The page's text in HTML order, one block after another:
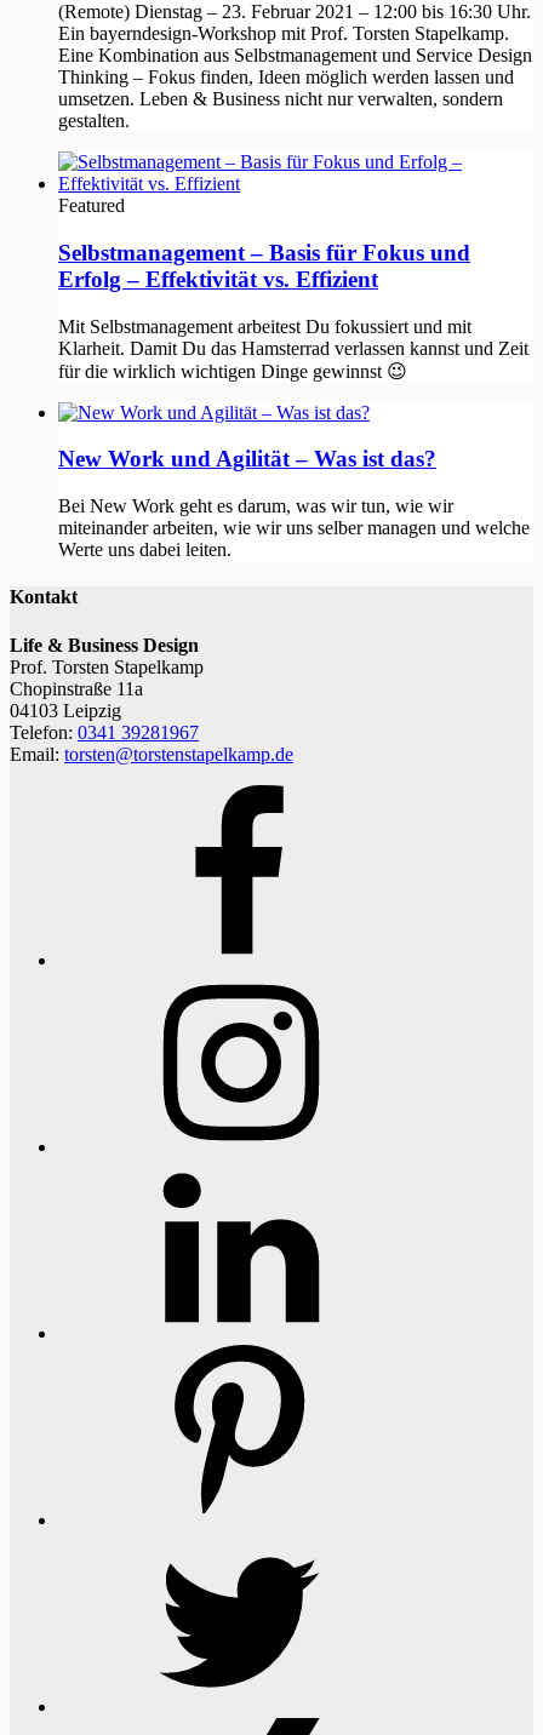
(Remote) Dienstag – 23. Februar 2021 – 12:00 bis 16:30 Uhr.
Ein bayerndesign-Workshop mit Prof. Torsten Stapelkamp.
Eine Kombination aus Selbstmanagement und Service Design
Thinking – Fokus finden, Ideen möglich werden lassen und
umsetzen. Leben & Business nicht nur verwalten, sondern
gestalten.
Featured
Selbstmanagement – Basis für Fokus und
Erfolg – Effektivität vs. Effizient
Mit Selbstmanagement arbeitest Du fokussiert und mit
Klarheit. Damit Du das Hamsterrad verlassen kannst und Zeit
für die wirklich wichtigen Dinge gewinnst 😉
New Work und Agilität – Was ist das?
Bei New Work geht es darum, was wir tun, wie wir
miteinander arbeiten, wie wir uns selber managen und welche
Werte uns dabei leiten.
Kontakt
Life & Business Design
Prof. Torsten Stapelkamp
Chopinstraße 11a
04103 Leipzig
Telefon: 0341 39281967
Email: torsten@torstenstapelkamp.de